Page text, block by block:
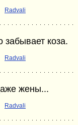
Radvali
забывает коза.
Radvali
жены...
Radvali